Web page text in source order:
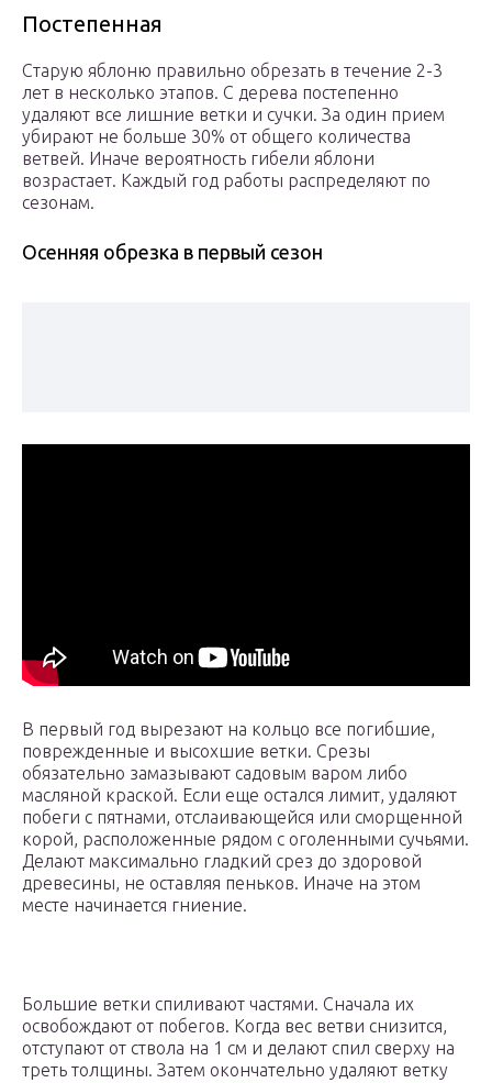
Постепенная
Старую яблоню правильно обрезать в течение 2-3
лет в несколько этапов. С дерева постепенно
удаляют все лишние ветки и сучки. За один прием
убирают не больше 30% от общего количества
ветвей. Иначе вероятность гибели яблони
возрастает. Каждый год работы распределяют по
сезонам.
Осенняя обрезка в первый сезон
В первый год вырезают на кольцо все погибшие,
поврежденные и высохшие ветки. Срезы
обязательно замазывают садовым варом либо
масляной краской. Если еще остался лимит, удаляют
побеги с пятнами, отслаивающейся или сморщенной
корой, расположенные рядом с оголенными сучьями.
Делают максимально гладкий срез до здоровой
древесины, не оставляя пеньков. Иначе на этом
месте начинается гниение.
Большие ветки спиливают частями. Сначала их
освобождают от побегов. Когда вес ветви снизится,
отступают от ствола на 1 см и делают спил сверху на
треть толщины. Затем окончательно удаляют ветку